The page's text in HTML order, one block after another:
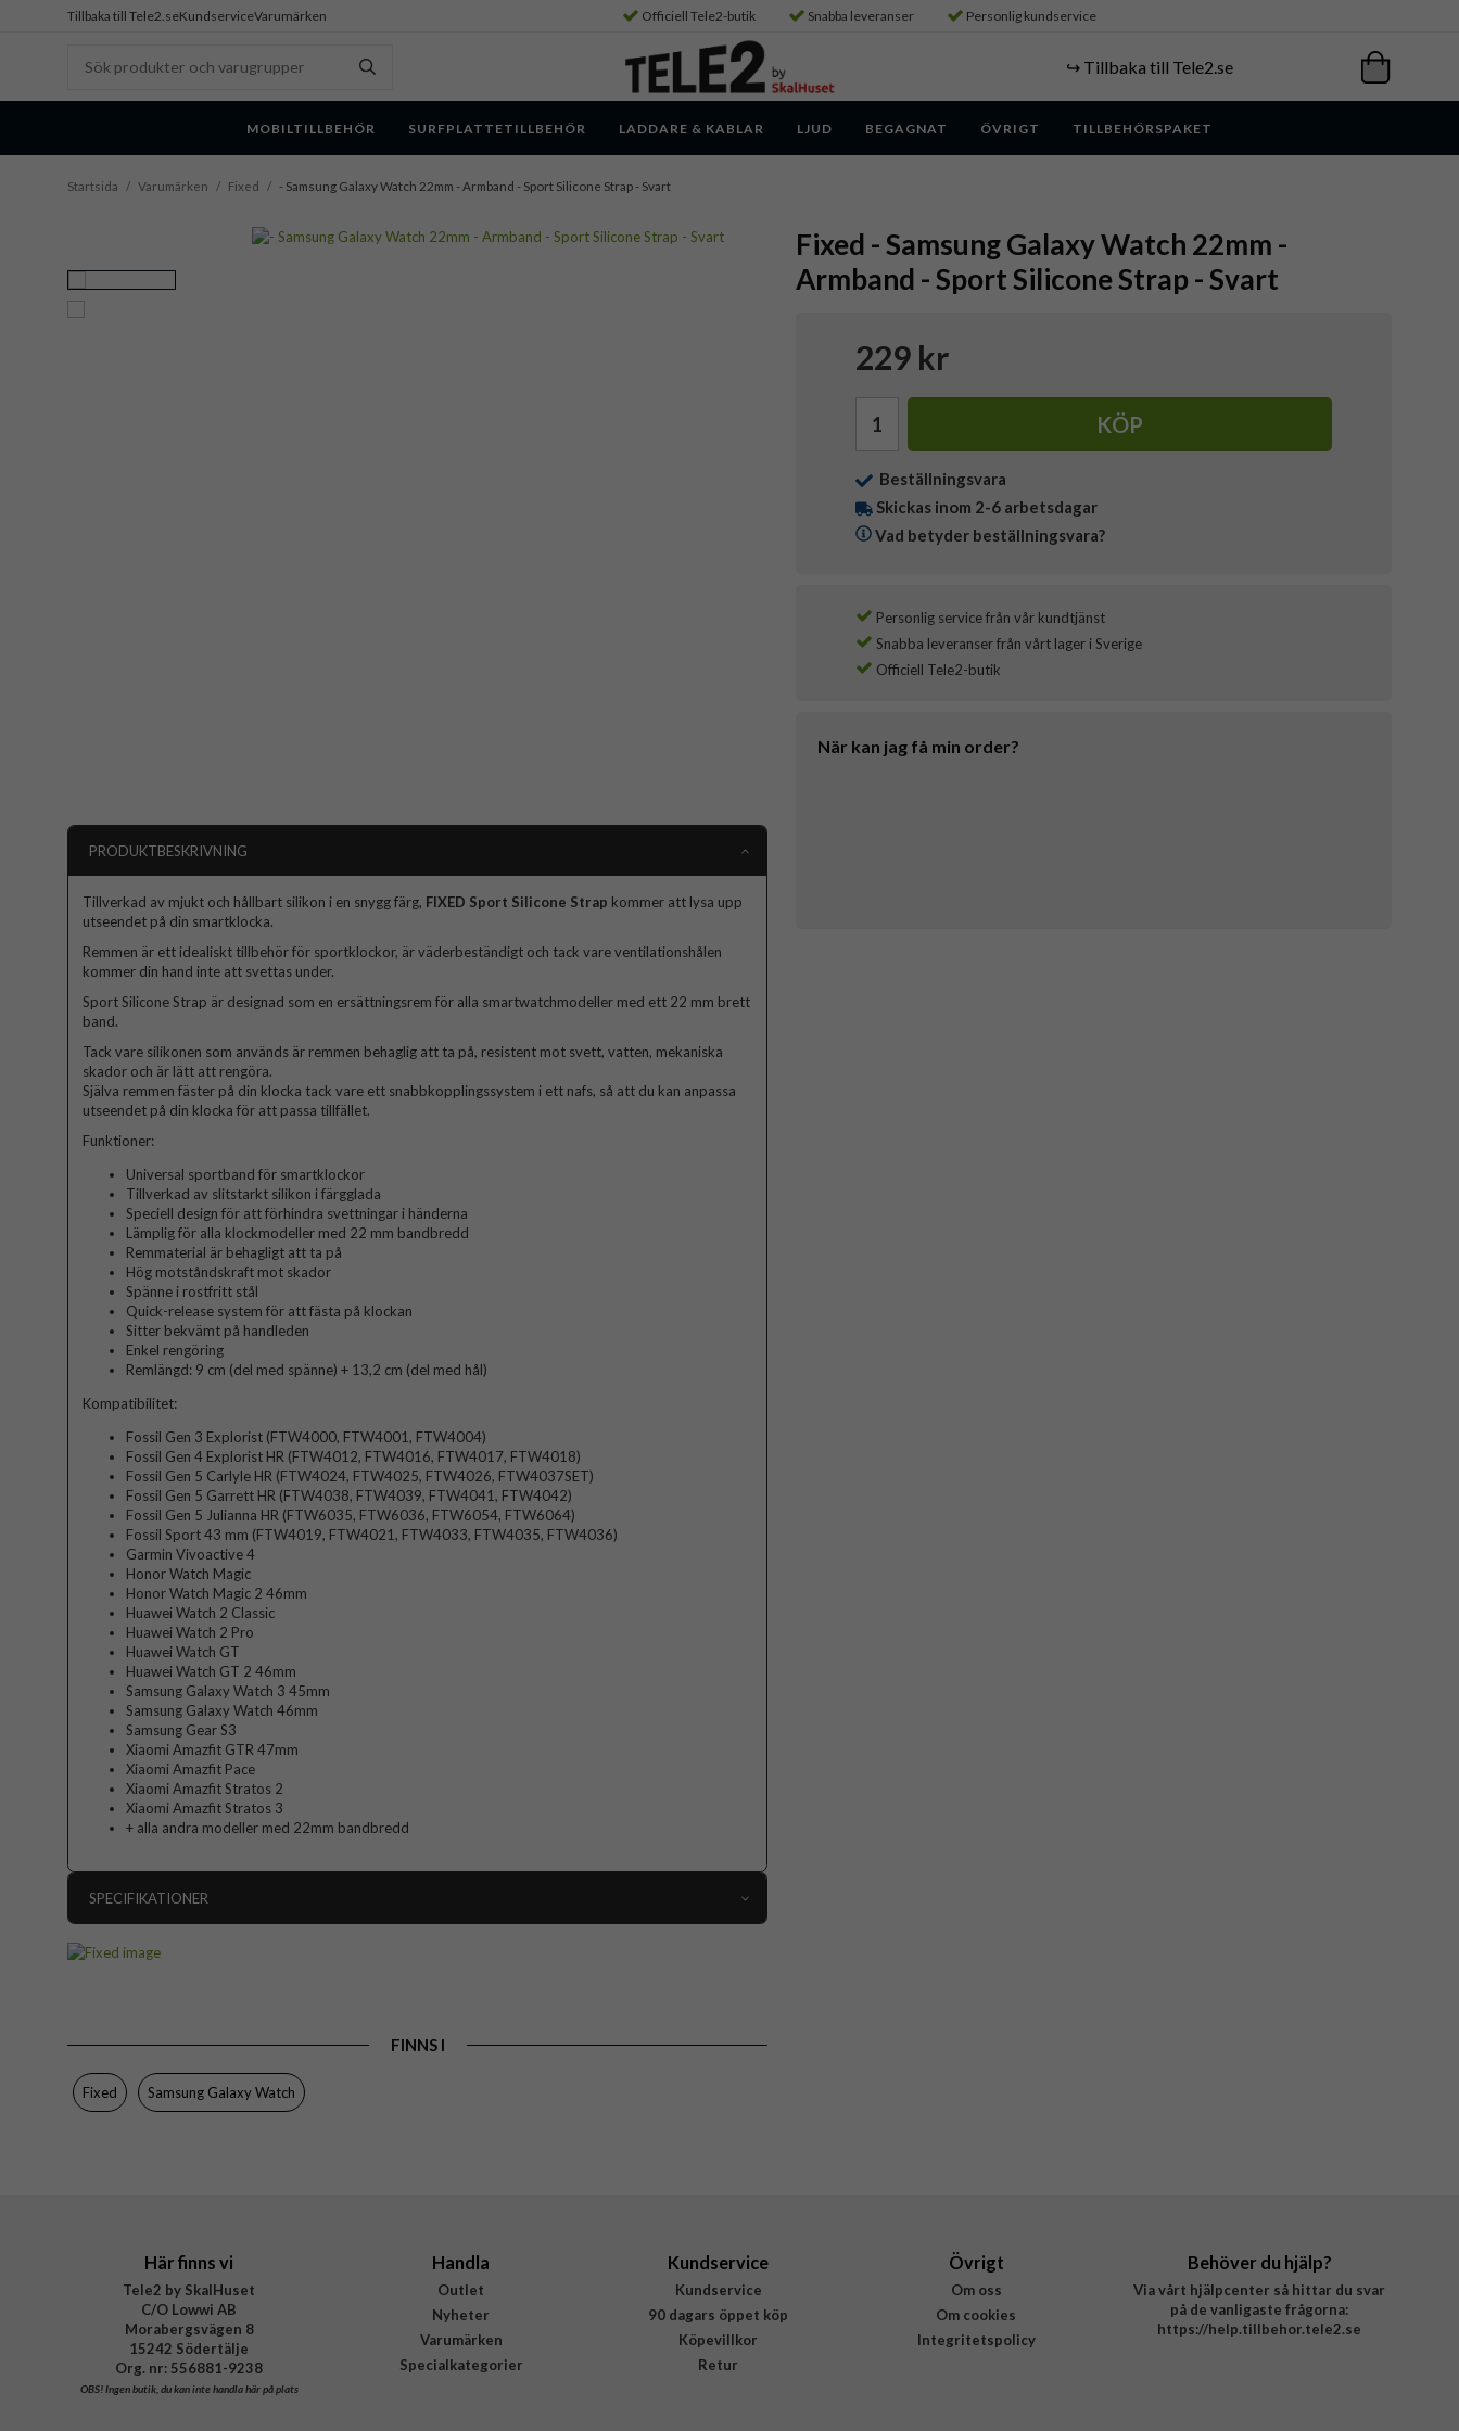
Tillbaka till Tele2.seKundserviceVarumärken Officiell Tele2-butik Snabba leveranser Personlig kundservice
↪️ Tillbaka till Tele2.se
MOBILTILLBEHÖR SURFPLATTETILLBEHÖR LADDARE & KABLAR LJUD BEGAGNAT ÖVRIGT TILLBEHÖRSPAKET
Startsida / Varumärken / Fixed / - Samsung Galaxy Watch 22mm - Armband - Sport Silicone Strap - Svart
Fixed - Samsung Galaxy Watch 22mm -
Armband - Sport Silicone Strap - Svart
229 kr
KÖP
Beställningsvara
Skickas inom 2-6 arbetsdagar
Vad betyder beställningsvara?
Personlig service från vår kundtjänst
Snabba leveranser från vårt lager i Sverige
Officiell Tele2-butik
När kan jag få min order?
PRODUKTBESKRIVNING
Tillverkad av mjukt och hållbart silikon i en snygg färg, FIXED Sport Silicone Strap kommer att lysa upp
utseendet på din smartklocka.
Remmen är ett idealiskt tillbehör för sportklockor, är väderbeständigt och tack vare ventilationshålen
kommer din hand inte att svettas under.
Sport Silicone Strap är designad som en ersättningsrem för alla smartwatchmodeller med ett 22 mm brett
band.
Tack vare silikonen som används är remmen behaglig att ta på, resistent mot svett, vatten, mekaniska
skador och är lätt att rengöra.
Själva remmen fäster på din klocka tack vare ett snabbkopplingssystem i ett nafs, så att du kan anpassa
utseendet på din klocka för att passa tillfället.
Funktioner:
Universal sportband för smartklockor
Tillverkad av slitstarkt silikon i färgglada
Speciell design för att förhindra svettningar i händerna
Lämplig för alla klockmodeller med 22 mm bandbredd
Remmaterial är behagligt att ta på
Hög motståndskraft mot skador
Spänne i rostfritt stål
Quick-release system för att fästa på klockan
Sitter bekvämt på handleden
Enkel rengöring
Remlängd: 9 cm (del med spänne) + 13,2 cm (del med hål)
Kompatibilitet:
Fossil Gen 3 Explorist (FTW4000, FTW4001, FTW4004)
Fossil Gen 4 Explorist HR (FTW4012, FTW4016, FTW4017, FTW4018)
Fossil Gen 5 Carlyle HR (FTW4024, FTW4025, FTW4026, FTW4037SET)
Fossil Gen 5 Garrett HR (FTW4038, FTW4039, FTW4041, FTW4042)
Fossil Gen 5 Julianna HR (FTW6035, FTW6036, FTW6054, FTW6064)
Fossil Sport 43 mm (FTW4019, FTW4021, FTW4033, FTW4035, FTW4036)
Garmin Vivoactive 4
Honor Watch Magic
Honor Watch Magic 2 46mm
Huawei Watch 2 Classic
Huawei Watch 2 Pro
Huawei Watch GT
Huawei Watch GT 2 46mm
Samsung Galaxy Watch 3 45mm
Samsung Galaxy Watch 46mm
Samsung Gear S3
Xiaomi Amazfit GTR 47mm
Xiaomi Amazfit Pace
Xiaomi Amazfit Stratos 2
Xiaomi Amazfit Stratos 3
+ alla andra modeller med 22mm bandbredd
SPECIFIKATIONER
Egenskaper
Vattentålig
Färg
Material
FINNS I
Fixed Samsung Galaxy Watch
Här finns vi
Tele2 by SkalHuset
C/O Lowwi AB
Morabergsvägen 8
15242 Södertälje
Org. nr: 556881-9238
OBS!Ingen butik, du kan inte handla här på plats
Handla
Outlet
Nyheter
Varumärken
Specialkategorier
Kundservice
Kundservice
90 dagars öppet köp
Köpevillkor
Retur
Övrigt
Om oss
Om cookies
Integritetspolicy
Behöver du hjälp?
Via vårt hjälpcenter så hittar du svar
på de vanligaste frågorna:
https://help.tillbehor.tele2.se